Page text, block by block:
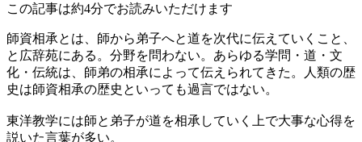
この記事は約4分でお読みいただけます
師資相承とは、師から弟子へと道を次代に伝えていくこと、
と広辞苑にある。分野を問わない。あらゆる学問・道・文
化・伝統は、師弟の相承によって伝えられてきた。人類の歴
史は師資相承の歴史といっても過言ではない。
東洋教学には師と弟子が道を相承していく上で大事な心得を
説いた言葉が多い。